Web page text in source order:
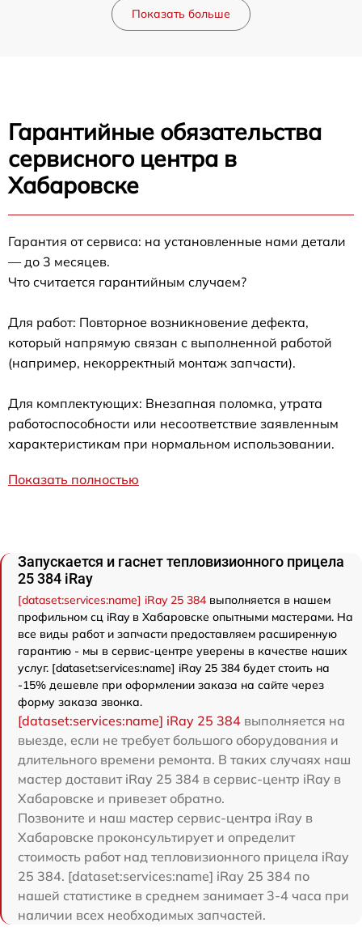
Показать больше
Гарантийные обязательства
сервисного центра в
Хабаровске
Гарантия от сервиса: на установленные нами детали
— до 3 месяцев.
Что считается гарантийным случаем?
Для работ: Повторное возникновение дефекта,
который напрямую связан с выполненной работой
(например, некорректный монтаж запчасти).
Для комплектующих: Внезапная поломка, утрата
работоспособности или несоответствие заявленным
характеристикам при нормальном использовании.
Показать полностью
Запускается и гаснет тепловизионного прицела
25 384 iRay
[dataset:services:name] iRay 25 384 выполняется в нашем
профильном сц iRay в Хабаровске опытными мастерами. На
все виды работ и запчасти предоставляем расширенную
гарантию - мы в сервис-центре уверены в качестве наших
услуг. [dataset:services:name] iRay 25 384 будет стоить на
-15% дешевле при оформлении заказа на сайте через
форму заказа звонка.
[dataset:services:name] iRay 25 384 выполняется на
выезде, если не требует большого оборудования и
длительного времени ремонта. В таких случаях наш
мастер доставит iRay 25 384 в сервис-центр iRay в
Хабаровске и привезет обратно.
Позвоните и наш мастер сервис-центра iRay в
Хабаровске проконсультирует и определит
стоимость работ над тепловизионного прицела iRay
25 384. [dataset:services:name] iRay 25 384 по
нашей статистике в среднем занимает 3-4 часа при
наличии всех необходимых запчастей.